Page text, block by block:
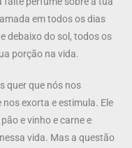
em todos os dias
debaixo do sol, todos os
porção na vida.
quer que nós nos
nos exorta e estimula. Ele
e vinho e carne e
vida. Mas a questão